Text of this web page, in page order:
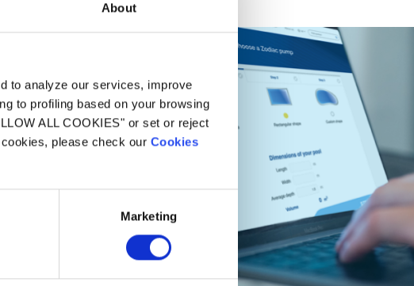
About
to analyze our services, improve
to profiling based on your browsing
ALL COOKIES" or set or reject
please check our Cookies
Marketing